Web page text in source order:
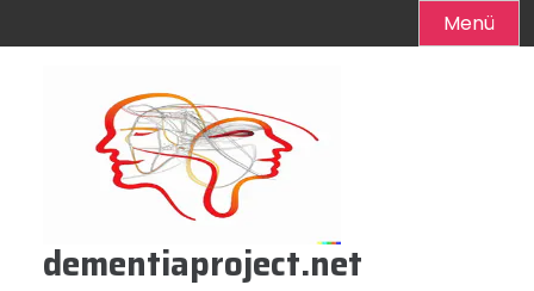
Menü
dementiaproject.net